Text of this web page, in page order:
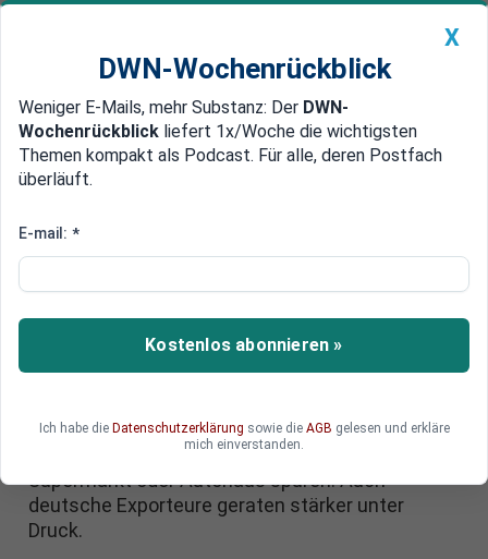
Newsticker MEIN DWN: Geldanlage Premium
Edelmetalle DWN-Magazin China
US-Zölle auf Stahl und
für Deutschland
Donald Trump verdoppelt die Zölle auf Stahl und
Aluminium – und riskiert damit eine neue
Während die EU eine harte Reaktion vorbereitet,
könnten Verbraucher die Konsequenzen bald im
Supermarkt oder Autohaus spüren. Auch
deutsche Exporteure geraten stärker unter
Druck.
X
DWN-Wochenrückblick
Weniger E-Mails, mehr Substanz: Der DWN-
Wochenrückblick liefert 1x/Woche die wichtigsten
Themen kompakt als Podcast. Für alle, deren Postfach
überläuft.
E-mail: *
Kostenlos abonnieren »
Ich habe die Datenschutzerklärung sowie die AGB gelesen und erkläre
mich einverstanden.